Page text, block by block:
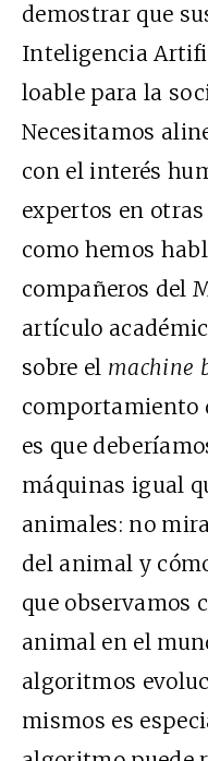
demostrar que
Inteligencia
loable para la
Necesitamos
con el interés
expertos en
como hemos
compañeros del
artículo
sobre el machine
comportamiento
es que
máquinas igual
animales: no
del animal y
que observamos
animal en el
algoritmos
mismos es